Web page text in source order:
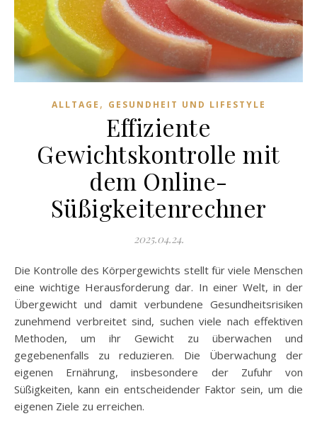
ALLTAGE , GESUNDHEIT UND LIFESTYLE
Effiziente
Gewichtskontrolle mit
dem Online-
Süßigkeitenrechner
2025.04.24.
Die Kontrolle des Körpergewichts stellt für viele Menschen
eine wichtige Herausforderung dar. In einer Welt, in der
Übergewicht und damit verbundene Gesundheitsrisiken
zunehmend verbreitet sind, suchen viele nach effektiven
Methoden, um ihr Gewicht zu überwachen und
gegebenenfalls zu reduzieren. Die Überwachung der
eigenen Ernährung, insbesondere der Zufuhr von
Süßigkeiten, kann ein entscheidender Faktor sein, um die
eigenen Ziele zu erreichen.